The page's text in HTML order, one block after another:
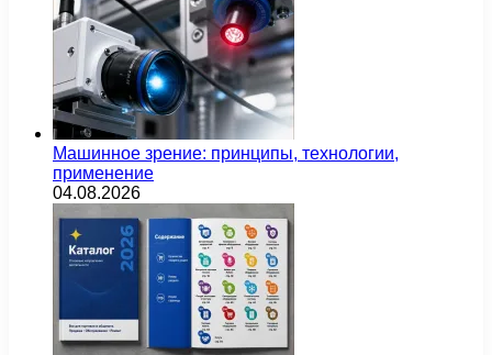
Машинное зрение: принципы, технологии,
применение
04.08.2026